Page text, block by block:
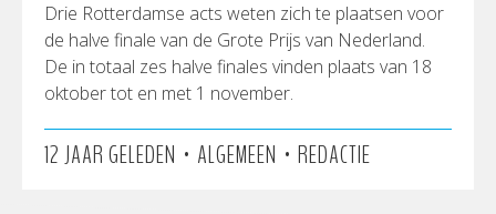
Drie Rotterdamse acts weten zich te plaatsen voor
de halve finale van de Grote Prijs van Nederland.
De in totaal zes halve finales vinden plaats van 18
oktober tot en met 1 november.
12 JAAR GELEDEN • ALGEMEEN • REDACTIE